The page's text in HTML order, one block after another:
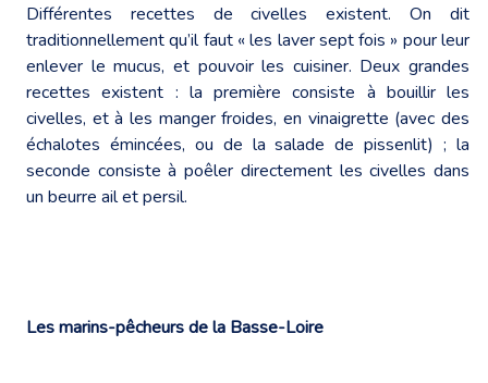
Différentes recettes de civelles existent. On dit
traditionnellement qu’il faut « les laver sept fois » pour leur
enlever le mucus, et pouvoir les cuisiner. Deux grandes
recettes existent : la première consiste à bouillir les
civelles, et à les manger froides, en vinaigrette (avec des
échalotes émincées, ou de la salade de pissenlit) ; la
seconde consiste à poêler directement les civelles dans
un beurre ail et persil.
Les marins-pêcheurs de la Basse-Loire